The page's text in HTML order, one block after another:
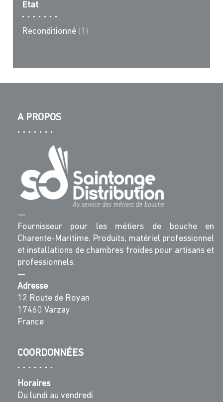
Etat
Reconditionné (1)
A PROPOS
—
Fournisseur pour les métiers de bouche en
Charente-Maritime. Produits, matériel professionnel
et installations de chambres froides pour artisans et
professionnels.
—
Adresse
12 Route de Royan
17460 Varzay
France
COORDONNÉES
Horaires
Du lundi au vendredi